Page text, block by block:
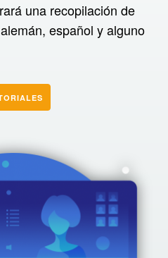
una recopilación de
español y alguno